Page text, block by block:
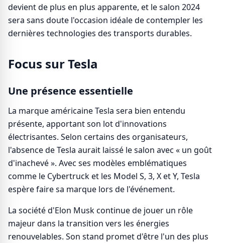
devient de plus en plus apparente, et le salon 2024
sera sans doute l'occasion idéale de contempler les
dernières technologies des transports durables.
Focus sur Tesla
Une présence essentielle
La marque américaine Tesla sera bien entendu
présente, apportant son lot d'innovations
électrisantes. Selon certains des organisateurs,
l'absence de Tesla aurait laissé le salon avec « un goût
d'inachevé ». Avec ses modèles emblématiques
comme le Cybertruck et les Model S, 3, X et Y, Tesla
espère faire sa marque lors de l'événement.
La société d'Elon Musk continue de jouer un rôle
majeur dans la transition vers les énergies
renouvelables. Son stand promet d'être l'un des plus